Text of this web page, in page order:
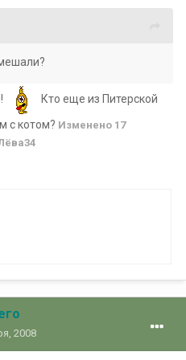
Кто еще из Питерской
с котом? Изменено 17
2008